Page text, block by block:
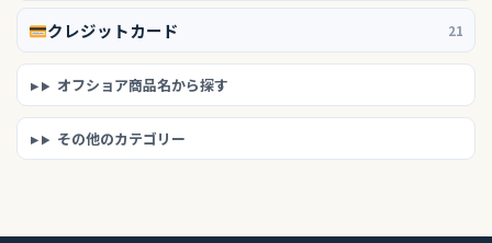
クレジットカード 21
オフショア商品名から探す
その他のカテゴリー